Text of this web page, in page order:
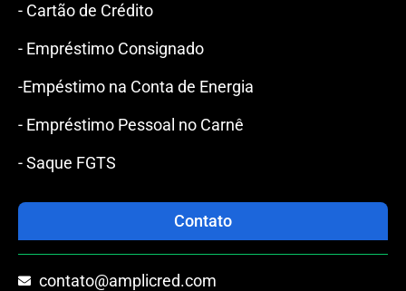
- Cartão de Crédito
- Empréstimo Consignado
-Empéstimo na Conta de Energia
- Empréstimo Pessoal no Carnê
- Saque FGTS
Contato
contato@amplicred.com